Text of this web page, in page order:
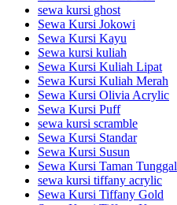
sewa kursi ghost
Sewa Kursi Jokowi
Sewa Kursi Kayu
Sewa kursi kuliah
Sewa Kursi Kuliah Lipat
Sewa Kursi Kuliah Merah
Sewa Kursi Olivia Acrylic
Sewa Kursi Puff
sewa kursi scramble
Sewa Kursi Standar
Sewa Kursi Susun
Sewa Kursi Taman Tunggal
sewa kursi tiffany acrylic
Sewa Kursi Tiffany Gold